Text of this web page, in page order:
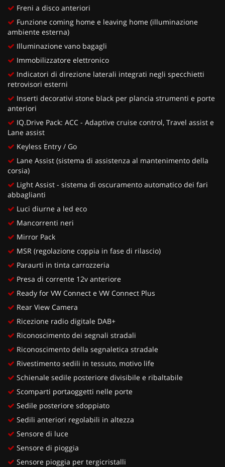
Freni a disco anteriori
Funzione coming home e leaving home (illuminazione
ambiente esterna)
Illuminazione vano bagagli
Immobilizzatore elettronico
Indicatori di direzione laterali integrati negli specchietti
retrovisori esterni
Inserti decorativi stone black per plancia strumenti e porte
anteriori
IQ.Drive Pack: ACC - Adaptive cruise control, Travel assist e
Lane assist
Keyless Entry / Go
Lane Assist (sistema di assistenza al mantenimento della
corsia)
Light Assist - sistema di oscuramento automatico dei fari
abbaglianti
Luci diurne a led eco
Mancorrenti neri
Mirror Pack
MSR (regolazione coppia in fase di rilascio)
Paraurti in tinta carrozzeria
Presa di corrente 12v anteriore
Ready for VW Connect e VW Connect Plus
Rear View Camera
Ricezione radio digitale DAB+
Riconoscimento dei segnali stradali
Riconoscimento della segnaletica stradale
Rivestimento sedili in tessuto, motivo life
Schienale sedile posteriore divisibile e ribaltabile
Scomparti portaoggetti nelle porte
Sedile posteriore sdoppiato
Sedili anteriori regolabili in altezza
Sensore di luce
Sensore di pioggia
Sensore pioggia per tergicristalli